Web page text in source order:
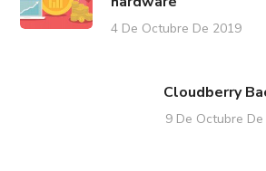
4 De Octubre De 2019
Cloudberry
9 De Octubre